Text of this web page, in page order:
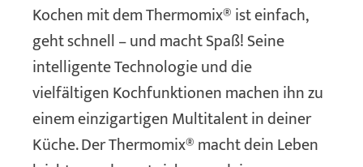
Kochen mit dem Thermomix® ist einfach,
geht schnell – und macht Spaß! Seine
intelligente Technologie und die
vielfältigen Kochfunktionen machen ihn zu
einem einzigartigen Multitalent in deiner
Küche. Der Thermomix® macht dein Leben